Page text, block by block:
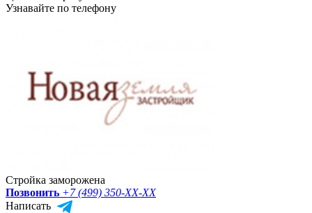
Узнавайте по телефону
Стройка заморожена
Позвонить +7 (499) 350-XX-XX
Написать